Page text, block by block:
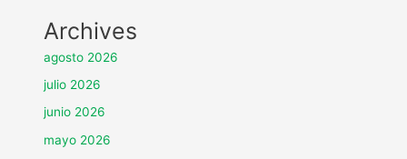
Archives
agosto 2026
julio 2026
junio 2026
mayo 2026